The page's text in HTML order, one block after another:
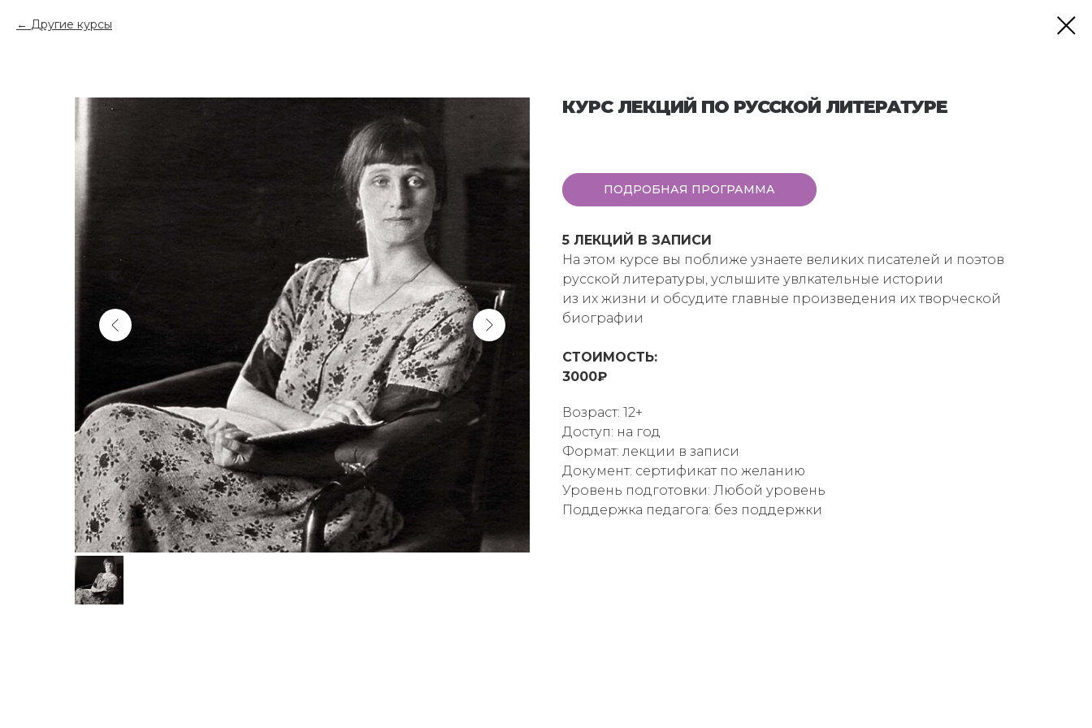
Другие курсы
КУРС ЛЕКЦИЙ ПО РУССКОЙ ЛИТЕРАТУРЕ
ПОДРОБНАЯ ПРОГРАММА
5 ЛЕКЦИЙ В ЗАПИСИ
На этом курсе вы поближе узнаете великих писателей и поэтов
русской литературы, услышите увлкательные истории
из их жизни и обсудите главные произведения их творческой
биографии
СТОИМОСТЬ:
3000₽
Возраст: 12+
Доступ: на год
Формат: лекции в записи
Документ: сертификат по желанию
Уровень подготовки: Любой уровень
Поддержка педагога: без поддержки